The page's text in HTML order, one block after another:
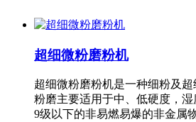
超细微粉磨粉机
超细微粉磨粉机是一种细粉及
粉磨主要适用于中、低硬度，
9级以下的非易燃易爆的非金属